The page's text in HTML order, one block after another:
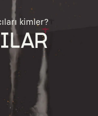
kimler?